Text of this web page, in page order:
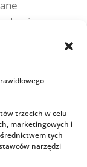
trzecich w celu
marketingowych i
tych
narzędzi
że